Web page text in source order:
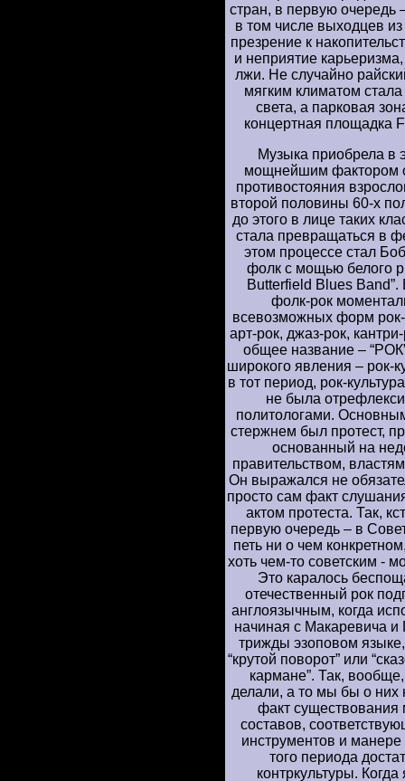
стран, в первую
в том числе выходцев
презрение к
и неприятие
лжи. Не случайно
мягким климатом
света, а парковая
концертная площадка
Музыка приобрела в
мощнейшим фактором
противостояния
второй половины 60-х
до этого в лице таких
стала превращаться в
этом процессе стал
фолк с мощью белого
Butterfield Blues
фолк-рок
всевозможных форм рок-
арт-рок, джаз-рок,
общее название –
широкого явления –
в тот период, рок-
не была
политологами.
стержнем был протест,
основанный на
правительством,
Он выражался не
просто сам факт
актом протеста. Так,
первую очередь – в
петь ни о чем
хоть чем-то советским -
Это каралось
отечественный рок
англоязычным, когда
начиная с Макаревича и
трижды эзоповом
“крутой поворот” или
кармане”. Так,
делали, а то мы бы о них
факт
составов,
инструментов и
того периода
контркультуры.